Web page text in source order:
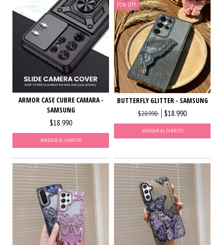
ARMOR CASE CUBRE CAMARA -
SAMSUNG
$18.990
AGREGAR AL CARRITO
10% OFF
BUTTERFLY GLITTER - SAMSUNG
$20.990 $18.990
AGREGAR AL CARRITO